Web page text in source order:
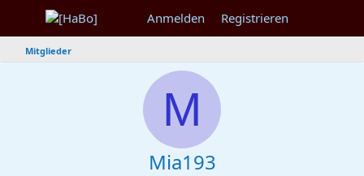
Anmelden Registrieren
Mitglieder
M
Mia193